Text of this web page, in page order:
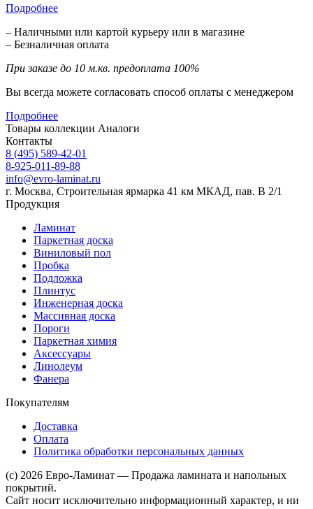
Подробнее
– Наличными или картой курьеру или в магазине
– Безналичная оплата
При заказе до 10 м.кв. предоплата 100%
Вы всегда можете согласовать способ оплаты с менеджером
Подробнее
Товары коллекции Аналоги
Контакты
8 (495) 589-42-01
8-925-011-89-88
info@evro-laminat.ru
г. Москва, Строительная ярмарка 41 км МКАД, пав. В 2/1
Продукция
Ламинат
Паркетная доска
Виниловый пол
Пробка
Подложка
Плинтус
Инженерная доска
Массивная доска
Пороги
Паркетная химия
Аксессуары
Линолеум
Фанера
Покупателям
Доставка
Оплата
Политика обработки персональных данных
(c) 2026 Евро-Ламинат — Продажа ламината и напольных
покрытий.
Сайт носит исключительно информационный характер, и ни